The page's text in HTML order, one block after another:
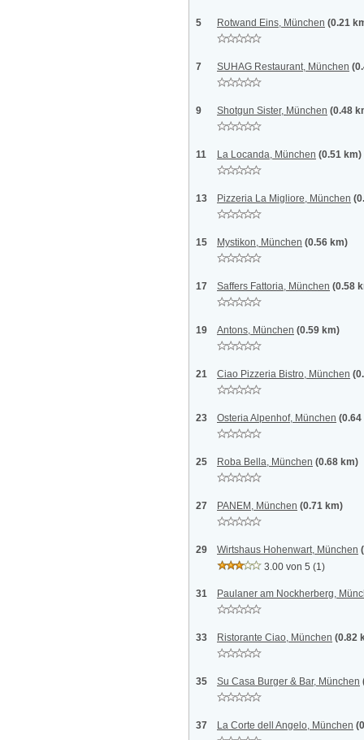
5 Rotwand Eins, München (0.21
7 SUHAG Restaurant, München
9 Shotgun Sister, München (0.48
11 La Locanda, München (0.51 km)
13 Pizzeria La Migliore, München
15 Mystikon, München (0.56 km)
17 Saffers Fattoria, München (0.58
19 Antons, München (0.59 km)
21 Ciao Pizzeria Bistro, München
23 Osteria Alpenhof, München
25 Roba Bella, München (0.68 km)
27 PANEM, München (0.71 km)
29 Wirtshaus Hohenwart, München
3.00 von 5 (1)
31 Paulaner am Nockherberg,
33 Ristorante Ciao, München (0.82
35 Su Casa Burger & Bar, München
37 La Corte dell Angelo, München